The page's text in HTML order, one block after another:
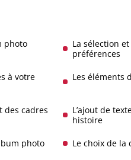
photo
La sélection
préférences
à votre
Les éléments
des cadres
L’ajout de
histoire
photo Le choix de la